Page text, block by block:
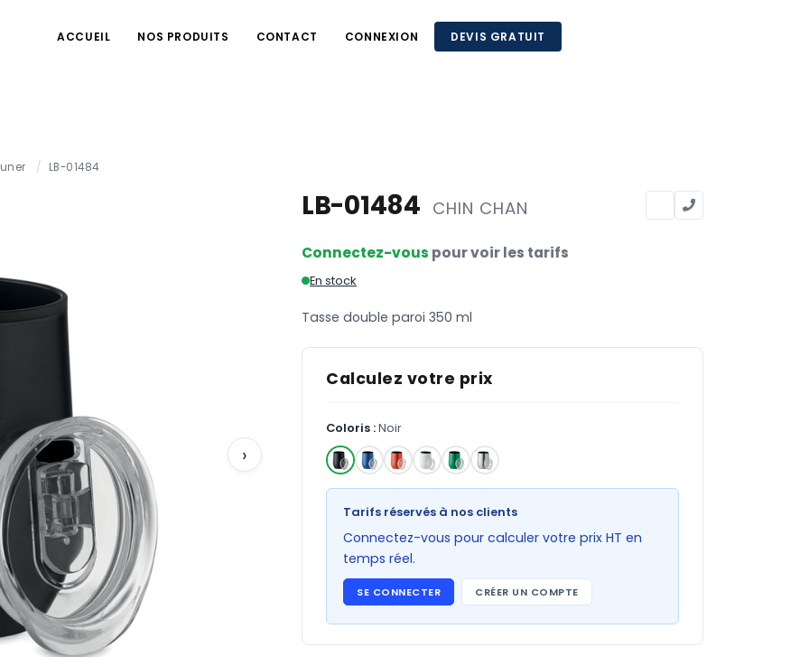
ACCUEIL NOS PRODUITS CONTACT CONNEXION DEVIS GRATUIT
/ LB-01484
›
LB-01484 CHIN CHAN
Connectez-vous pour voir les tarifs
En stock
Tasse double paroi 350 ml
Calculez votre prix
Coloris :Noir
Tarifs réservés à nos clients
Connectez-vous pour calculer votre prix HT en
temps réel.
SE CONNECTER CRÉER UN COMPTE